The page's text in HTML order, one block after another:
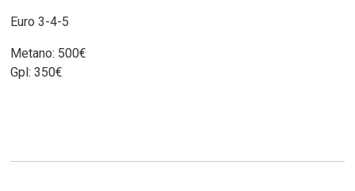
Euro 3-4-5
Metano: 500€
Gpl: 350€